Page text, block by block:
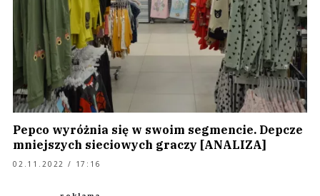
Pepco wyróżnia się w swoim segmencie. Depcze
mniejszych sieciowych graczy [ANALIZA]
02.11.2022 / 17:16